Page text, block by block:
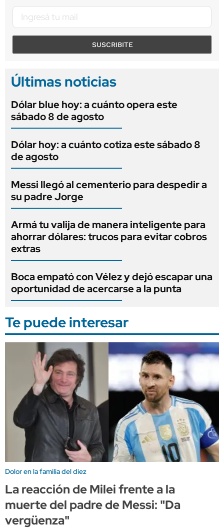
SUSCRIBITE
Últimas noticias
Dólar blue hoy: a cuánto opera este
sábado 8 de agosto
Dólar hoy: a cuánto cotiza este sábado 8
de agosto
Messi llegó al cementerio para despedir a
su padre Jorge
Armá tu valija de manera inteligente para
ahorrar dólares: trucos para evitar cobros
extras
Boca empató con Vélez y dejó escapar una
oportunidad de acercarse a la punta
Te puede interesar
Dolor en la familia del diez
La reacción de Milei frente a la
muerte del padre de Messi: "Da
vergüenza"